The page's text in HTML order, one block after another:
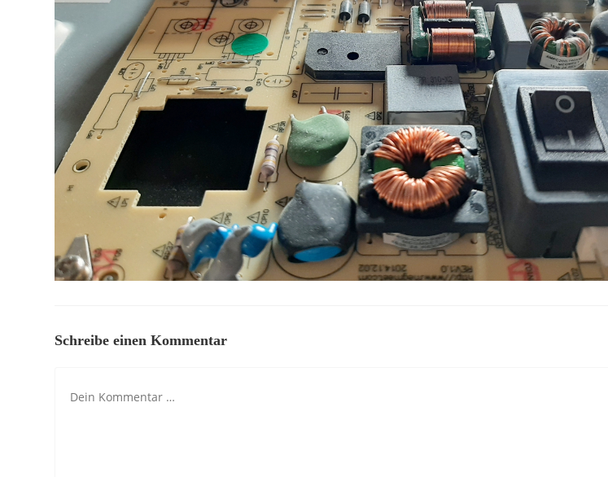
Schreibe einen Kommentar